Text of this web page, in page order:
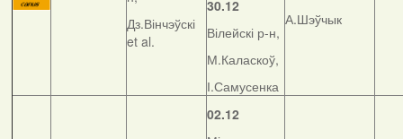
Дз.Вінчэўскі
et al.
30.12
Вілейскі р-н,
М.Каласкоў,
І.Самусенка
А.Шэўчык
02.12